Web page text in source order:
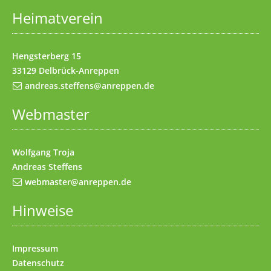
Impressum(Access key 8)
Kontakt(Access key 9)
Heimatverein
Hengsterberg 15
33129 Delbrück-Anreppen
andreas.steffens@anreppen.de
Webmaster
Wolfgang Troja
Andreas Steffens
webmaster@anreppen.de
Hinweise
Impressum
Datenschutz